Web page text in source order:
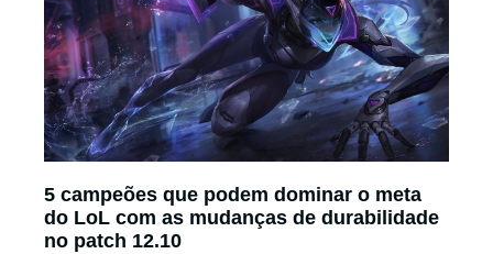
5 campeões que podem dominar o meta
do LoL com as mudanças de durabilidade
no patch 12.10